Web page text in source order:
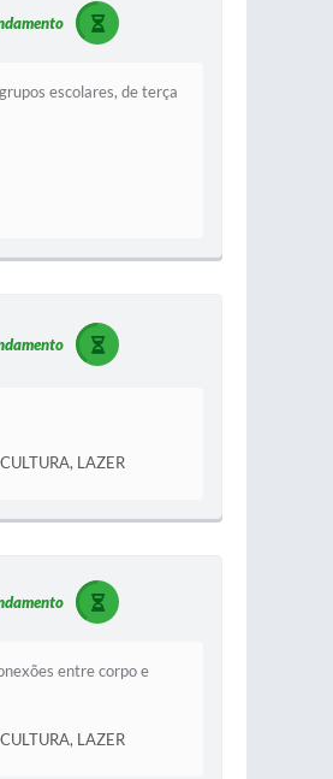
escolares, de terça
CULTURA, LAZER
entre corpo e
CULTURA, LAZER